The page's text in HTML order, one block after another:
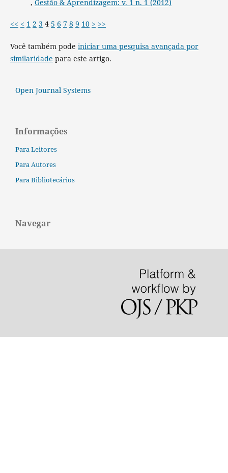
, Gestão & Aprendizagem: v. 1 n. 1 (2012)
<< < 1 2 3 4 5 6 7 8 9 10 > >>
Você também pode iniciar uma pesquisa avançada por
similaridade para este artigo.
Open Journal Systems
Informações
Para Leitores
Para Autores
Para Bibliotecários
Navegar